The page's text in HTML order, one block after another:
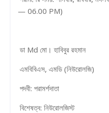
— 06.00 PM)
ডা Md মো। হাবিবুর রহমান
এমবিবিএস, এমডি (নিউরোলজি)
পদবী: পরামর্শদাতা
বিশেষত্ব: নিউরোলজিস্ট